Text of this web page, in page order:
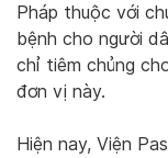
Pháp thuộc với
bệnh cho người
chỉ tiêm chủng
đơn vị này.
Hiện nay, Viện